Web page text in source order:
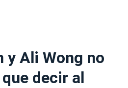
y Ali Wong no
decir al